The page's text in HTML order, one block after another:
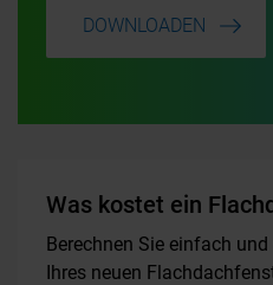
DOWNLOADEN
Was kostet ein
Berechnen Sie einfach
Ihres neuen